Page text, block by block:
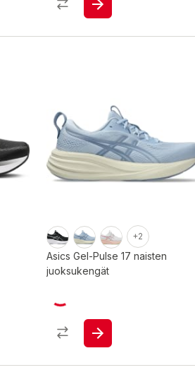
+2
Asics Gel-Pulse 17 naisten
juoksukengät